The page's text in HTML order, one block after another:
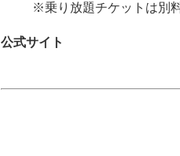
※乗り放題チケットは別
公式サイト